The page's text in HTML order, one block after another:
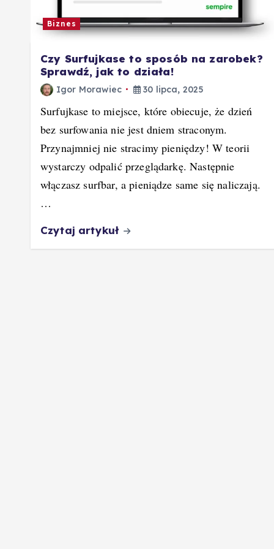
Biznes
Czy Surfujkase to sposób na zarobek?
Sprawdź, jak to działa!
Igor Morawiec 30 lipca, 2025
Surfujkase to miejsce, które obiecuje, że dzień
bez surfowania nie jest dniem straconym.
Przynajmniej nie stracimy pieniędzy! W teorii
wystarczy odpalić przeglądarkę. Następnie
włączasz surfbar, a pieniądze same się naliczają.
…
Czytaj artykuł